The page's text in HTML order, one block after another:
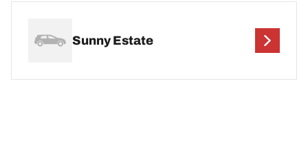
Sunny Estate